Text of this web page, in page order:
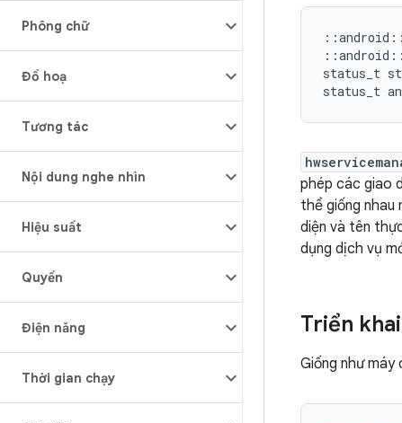
Phông chữ
Đồ hoạ
Tương tác
Nội dung nghe nhìn
Hiệu suất
Quyền
Điện năng
Thời gian chạy
::android ::
::android ::
status_t
status_t
phép các giao
thể giống nhau
diện và tên
dụng dịch vụ
Triển
Giống như máy